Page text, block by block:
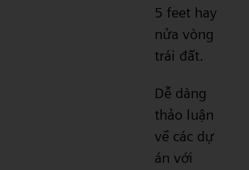
5 feet hay
nửa vòng
trái đất.
Dễ dàng
thảo luận
về các dự
án với